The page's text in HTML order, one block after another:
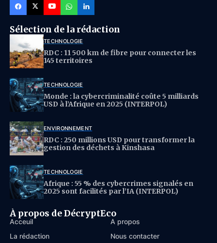
Sélection de la rédaction
TECHNOLOGIE
RDC : 11 500 km de fibre pour connecter les
145 territoires
TECHNOLOGIE
Monde : la cybercriminalité coûte 5 milliards
USD à l’Afrique en 2025 (INTERPOL)
ENVIRONNEMENT
RDC : 250 millions USD pour transformer la
gestion des déchets à Kinshasa
TECHNOLOGIE
Afrique : 55 % des cybercrimes signalés en
2025 sont facilités par l’IA (INTERPOL)
À propos de DécryptEco
Acceuil
À propos
La rédaction
Nous contacter